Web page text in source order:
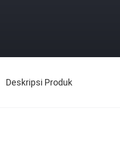
Deskripsi Produk